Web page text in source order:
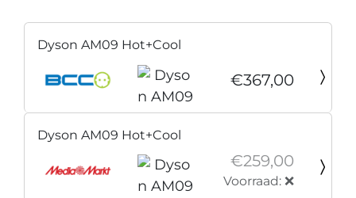
Dyson AM09 Hot+Cool
€367,00
Dyson AM09 Hot+Cool
€259,00
Voorraad: ❌